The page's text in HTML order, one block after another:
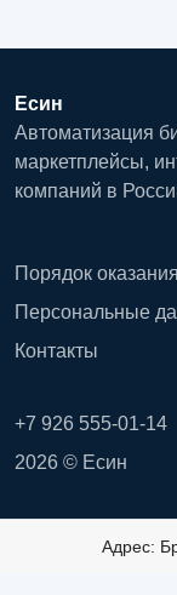
Есин
Автоматизация
маркетплейсы,
компаний в
Порядок
Персональные
Контакты
+7 926 555-01-14
2026 © Есин
Адрес: